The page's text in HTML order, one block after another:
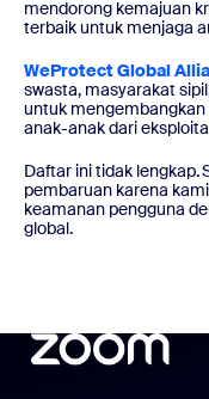
mendorong kemajuan
terbaik untuk menjaga
WeProtect Global
swasta, masyarakat
untuk mengembangkan
anak-anak dari
Daftar ini tidak lengkap.
pembaruan karena
keamanan pengguna
global.